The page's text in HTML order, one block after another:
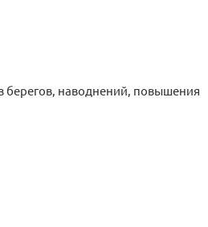
берегов, наводнений, повышения